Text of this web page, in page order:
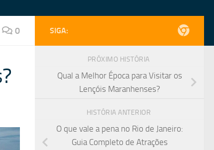
0 SIGA:
PRÓXIMO HISTÓRIA
Qual a Melhor Época para Visitar os
Lençóis Maranhenses?
HISTÓRIA ANTERIOR
O que vale a pena no Rio de Janeiro:
Guia Completo de Atrações